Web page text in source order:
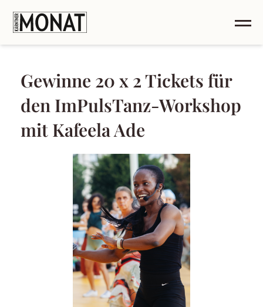
Gewinne 20 x 2 Tickets für
den ImPulsTanz-Workshop
mit Kafeela Ade